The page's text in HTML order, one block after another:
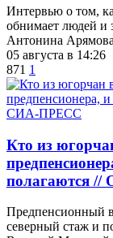
Интервью о том,
обнимает людей и
Антонина Арямова
05 августа в 14:26
871 1
Кто из
полагаются
Предпенсионный
северный стаж и